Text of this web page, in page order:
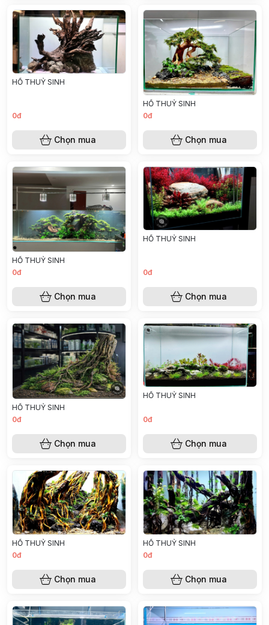
HỒ THUỶ SINH
0đ
Chọn mua
HỒ THUỶ SINH
0đ
Chọn mua
HỒ THUỶ SINH
0đ
Chọn mua
HỒ THUỶ SINH
0đ
Chọn mua
HỒ THUỶ SINH
0đ
Chọn mua
HỒ THUỶ SINH
0đ
Chọn mua
HỒ THUỶ SINH
0đ
Chọn mua
HỒ THUỶ SINH
0đ
Chọn mua